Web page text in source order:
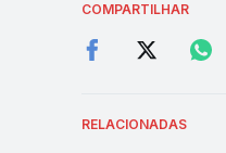
COMPARTILHAR
RELACIONADAS